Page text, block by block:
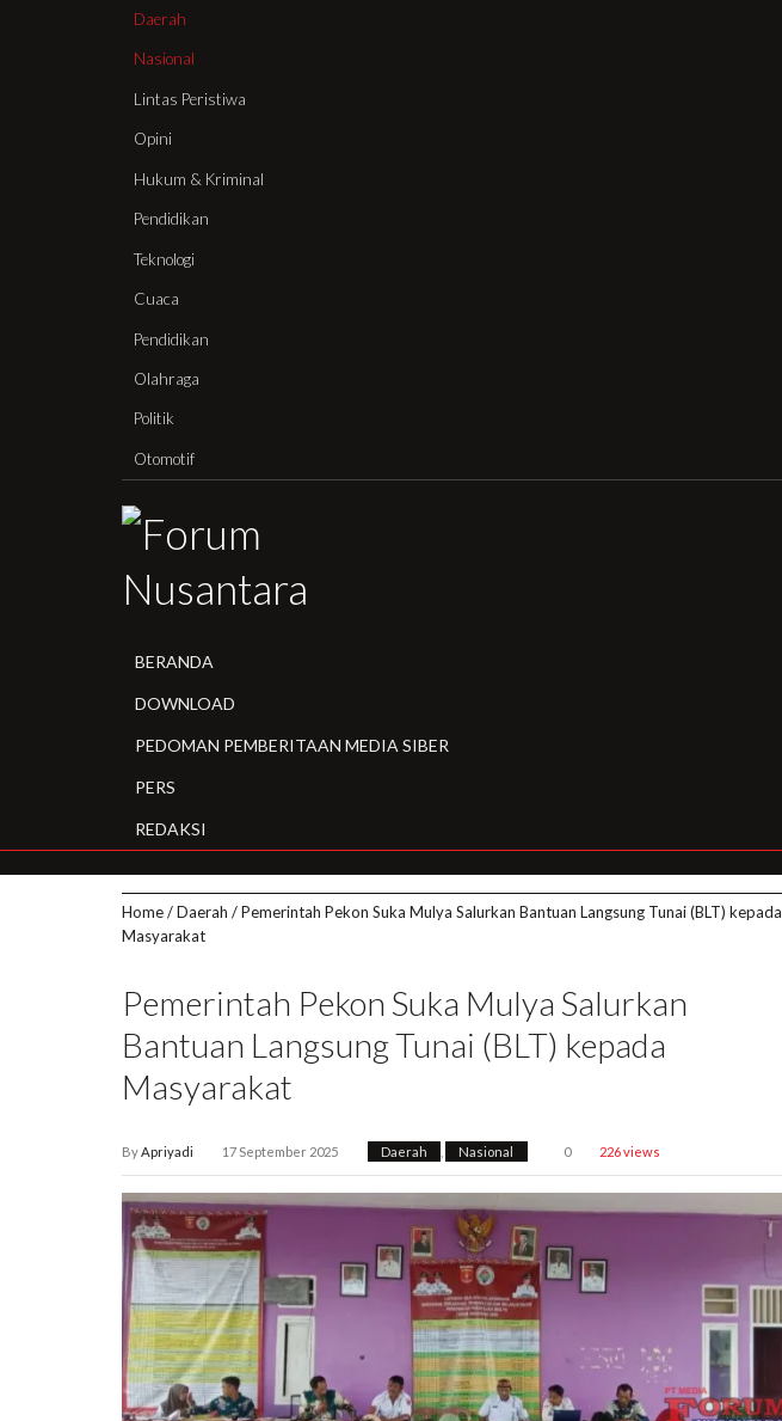
Daerah
Nasional
Lintas Peristiwa
Opini
Hukum & Kriminal
Pendidikan
Teknologi
Cuaca
Pendidikan
Olahraga
Politik
Otomotif
BERANDA
DOWNLOAD
PEDOMAN PEMBERITAAN MEDIA SIBER
PERS
REDAKSI
Home/Daerah /Pemerintah Pekon Suka Mulya Salurkan Bantuan Langsung Tunai (BLT) kepada
Masyarakat
Pemerintah Pekon Suka Mulya Salurkan
Bantuan Langsung Tunai (BLT) kepada
Masyarakat
ByApriyadi 17 September 2025 Daerah Nasional 0 226 views